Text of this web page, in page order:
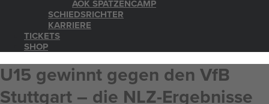
AOK SPATZENCAMP
SCHIEDSRICHTER
KARRIERE
TICKETS
SHOP
U15 gewinnt gegen den VfB
Stuttgart – die NLZ-Ergebnisse